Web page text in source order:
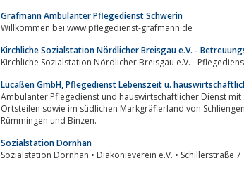
Grafmann Ambulanter Pflegedienst Schwerin
Willkommen bei www.pflegedienst-grafmann.de
Kirchliche Sozialstation Nördlicher Breisgau e.V. -
Kirchliche Sozialstation Nördlicher Breisgau e.V. -
Lucaßen GmbH, Pflegedienst Lebenszeit u.
Ambulanter Pflegedienst und hauswirtschaftlicher Dienst
Ortsteilen sowie im südlichen Markgräflerland von Schliengen über Bad Bellingen,
Rümmingen und Binzen.
Sozialstation Dornhan